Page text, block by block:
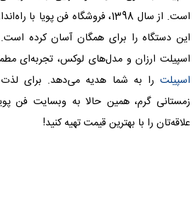
است. از سال 1398، فروشگاه فن
این دستگاه را برای همگان آسان کرده است.
اسپیلت ارزان و مدل‌های لوکس، تجربه‌ای
اسپیلت را به شما هدیه می‌دهد. برای
زمستانی گرم، همین حالا به وبسایت فن
علاقه‌تان را با بهترین قیمت تهیه کنید!